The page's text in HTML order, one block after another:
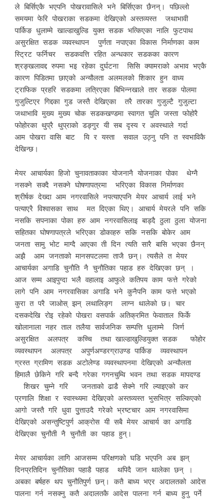
ले बिर्सिएकै भएपनि पोखरावासिले भने बिर्सिएका छैनन्। पछिल्लो
समयमा फेरि पोखराका सडकमा देखिएको अस्तव्यस्त जथाभावी
पार्किङ धुलाम्मे खाल्डाखुल्डि युक्त सडक भत्किएका नालि फुटपाथ
असुरक्षित सडक व्यवस्थापन पुर्णता नपाएका विकास निर्माणका काम
स्ट्रिट फर्निचर सडकवत्ति रहित अन्धकार सडकका कारण
श्रङ्खलावद्द रुपमा भइ रहेका दुर्घटना सिसि क्यामराको अभाव भएकै
कारण पिडितमा छाएको अन्यौलता अलमलको शिकार हुन वाध्य
ट्राफिक प्रहरि सडकमा लत्रिएका बिभिन्नखाले तार सडक पोलमा
गुजुल्टिएर गिद्दका गुड जस्तै देखिएका तरै तारका गुजुल्टै गुजुल्टा
जथाभावि मुख्य मुख्य चोक सडकखण्डमा स्वागत चुलि जस्ता फोहोरै
फोहोरका थुप्रै थुप्राको डङ्गुर यी सब दृस्य र अवस्थाले गर्दा
आम पोखरा वासि बाट यि र यस्ता सवाल उठ्नु पनि त स्वभाविकै
देखिन्छ।
मेयर आचार्यका हिजो चुनावताकाका योजनानै योजनाका पोका थेग्नै
नसक्ने सक्दै नसक्ने घोषणापत्रमा भरिएका विकास निर्माणका
श्रीर्षक देख्दा आम नगरवासिले नपत्याएपनि मेयर आचार्य लाई भने
पत्याएरै विश्वासका साथ मत दिएका थिए। आचार्य मेयरले पनि सकि
नसकि सपनाका पोका हरु आम नगरवासिलाइ बाड्दै ठुला ठुला योजना
सहितका घोषणापत्रले भरिएका डोकाहरु सकि नसकि बोकेर आम
जनता सामु भोट माग्दै आएका ती दिन त्यति सारै बासि भएका छैनन्
अझै आम जनताको मानसपटलमा ताजै छन्। त्यसैले त मेयर
आचार्यका अगाडि चुनौति नै चुनौतिका पहाड हरु देखिएका छन् ।
आज सम्म आइपुग्दा भलै वहालाइ आफुले कतिपय काम फत्ते गरेको
लागे पनि आम नगरवासिका अगाडि भने कुनैपनि काम फत्ते भएको
कुरा त परै जाओस् झन् लथालिङ्ग लाग्न थालेको छ। चार
दसकदेखि रोइ रहेको पोखरा वसपार्क अतिक्रमित फेवाताल फिर्के
खोलानाला नहर ताल तलैया सार्वजनिक सम्पत्ति धुलाम्मे जिर्ण
असुरक्षित अलपत्र कच्चि तथा खाल्डाखुल्डियुक्त सडक फोहोर
व्यवस्थापन अलपत्र अपुर्णअण्डरग्राउण्ड पार्किङ व्यवस्थापन
ग्रस्त ग्रामिण सडक अटोलेण्ड व्यवस्थापनमा देखिएको अन्यौलता
हिमालै छेकिने गरि बन्दै गरेका गगनचुम्वि भवन तथा सडक मापदण्ड
शिखर चुम्ने गरि जनताको ढाडै सेक्ने गरि ल्याइएको कर
प्रणालि शिक्षा र स्वास्थ्यमा देखिएको अस्तव्यस्त भुसभित्र सल्किएको
आगो जस्तै गरि धुवा पुुत्ताउदै गरेको भ्रष्टचार आम नगरवासिमा
देखिएको असन्तुष्टिपुर्ण आक्रोस यी सबै मेयर आचार्य का अगाडि
देखिएका चुनौती नै चुनौती का पहाड हुन्।
मेयर आचार्यका लागि आजसम्म परिक्षणको घडि भएपनि अब झन्
दिनप्रतिदिन चुनौतिका पहाडै पहाड थपिदै जान थालेका छन् ।
अबका बर्षहरु थप चुनौतिपुर्ण छन्। कतै बाध्य भएर अदालतको आदेस
पालना गर्न नसक्नु कतै अदालतकै आदेस पालना गर्न बाध्य हुनु पर्ने